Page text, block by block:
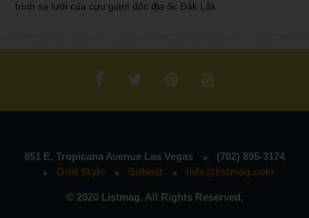
trình sa lưới của cựu giám đốc địa ốc Đắk Lắk
851 E. Tropicana Avenue Las Vegas
(702) 895-3174
Grid Style
Submit info@listmag.com
© 2020 Listmag. All Rights Reserved.